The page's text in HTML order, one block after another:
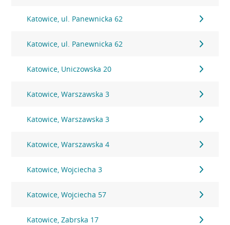
Katowice, ul. Panewnicka 62
Katowice, ul. Panewnicka 62
Katowice, Uniczowska 20
Katowice, Warszawska 3
Katowice, Warszawska 3
Katowice, Warszawska 4
Katowice, Wojciecha 3
Katowice, Wojciecha 57
Katowice, Zabrska 17